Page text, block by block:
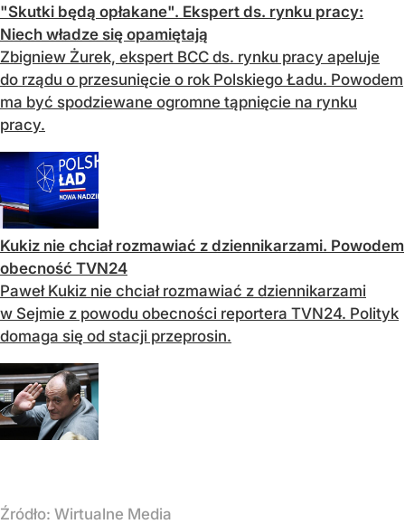
"Skutki będą opłakane". Ekspert ds. rynku pracy:
Niech władze się opamiętają
Zbigniew Żurek, ekspert BCC ds. rynku pracy apeluje
do rządu o przesunięcie o rok Polskiego Ładu. Powodem
ma być spodziewane ogromne tąpnięcie na rynku
pracy.
Kukiz nie chciał rozmawiać z dziennikarzami. Powodem
obecność TVN24
Paweł Kukiz nie chciał rozmawiać z dziennikarzami
w Sejmie z powodu obecności reportera TVN24. Polityk
domaga się od stacji przeprosin.
Źródło: Wirtualne Media